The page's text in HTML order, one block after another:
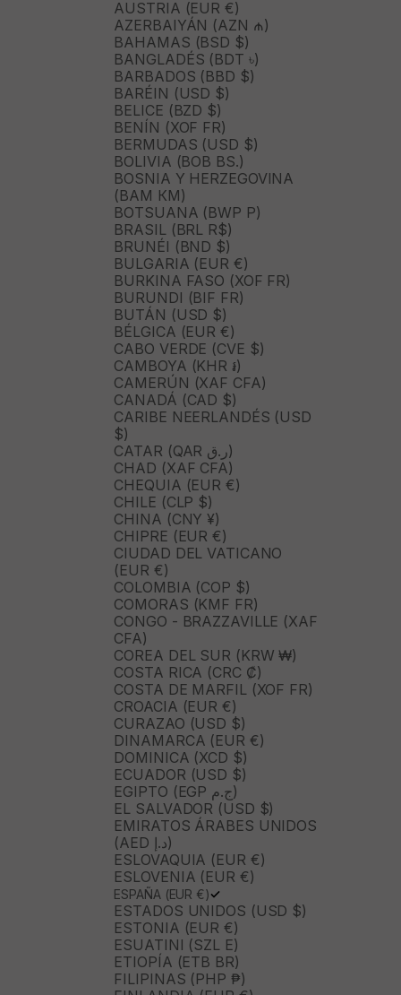
AUSTRIA (EUR €)
AZERBAIYÁN (AZN ₼)
BAHAMAS (BSD $)
BANGLADÉS (BDT ৳)
BARBADOS (BBD $)
BARÉIN (USD $)
BELICE (BZD $)
BENÍN (XOF FR)
BERMUDAS (USD $)
BOLIVIA (BOB BS.)
BOSNIA Y HERZEGOVINA
(BAM КМ)
BOTSUANA (BWP P)
BRASIL (BRL R$)
BRUNÉI (BND $)
BULGARIA (EUR €)
BURKINA FASO (XOF FR)
BURUNDI (BIF FR)
BUTÁN (USD $)
BÉLGICA (EUR €)
CABO VERDE (CVE $)
CAMBOYA (KHR ៛)
CAMERÚN (XAF CFA)
CANADÁ (CAD $)
CARIBE NEERLANDÉS (USD
$)
CATAR (QAR ر.ق)
CHAD (XAF CFA)
CHEQUIA (EUR €)
CHILE (CLP $)
CHINA (CNY ¥)
CHIPRE (EUR €)
CIUDAD DEL VATICANO
(EUR €)
COLOMBIA (COP $)
COMORAS (KMF FR)
CONGO - BRAZZAVILLE (XAF
CFA)
COREA DEL SUR (KRW ₩)
COSTA RICA (CRC ₡)
COSTA DE MARFIL (XOF FR)
CROACIA (EUR €)
CURAZAO (USD $)
DINAMARCA (EUR €)
DOMINICA (XCD $)
ECUADOR (USD $)
EGIPTO (EGP ج.م)
EL SALVADOR (USD $)
EMIRATOS ÁRABES UNIDOS
(AED د.إ)
ESLOVAQUIA (EUR €)
ESLOVENIA (EUR €)
ESPAÑA (EUR €)
ESTADOS UNIDOS (USD $)
ESTONIA (EUR €)
ESUATINI (SZL E)
ETIOPÍA (ETB BR)
FILIPINAS (PHP ₱)